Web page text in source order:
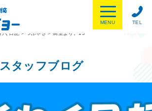
TEL
MENU
く日記 > つぶやき >病室より。15
スタッフブログ